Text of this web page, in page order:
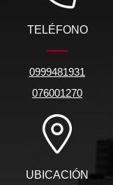
TELÉFONO
0999481931
076001270
UBICACIÓN